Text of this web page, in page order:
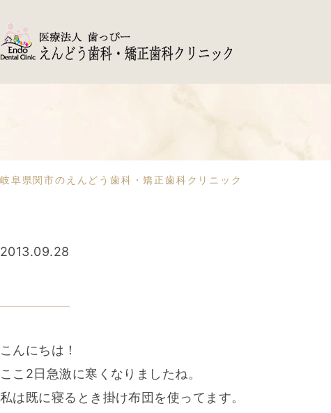
岐阜県関市のえんどう歯科・矯正歯科クリニック
2013.09.28
こんにちは！
ここ2日急激に寒くなりましたね。
私は既に寝るとき掛け布団を使ってます。